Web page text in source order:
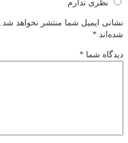
نظری ندارم
نشانی ایمیل شما منتشر نخواهد شد.
شده‌اند *
دیدگاه شما *